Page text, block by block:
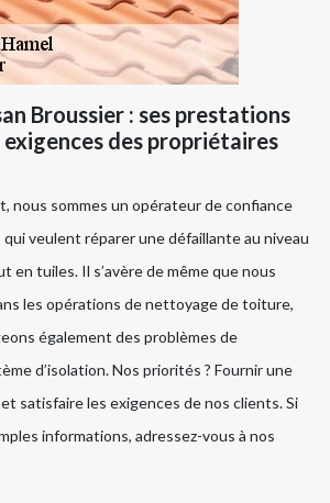
Broussier : ses prestations
des propriétaires
nous sommes un opérateur de confiance
veulent réparer une défaillante au niveau
en tuiles. Il s’avère de même que nous
les opérations de nettoyage de toiture,
également des problèmes de
d’isolation. Nos priorités ? Fournir une
satisfaire les exigences de nos clients. Si
informations, adressez-vous à nos